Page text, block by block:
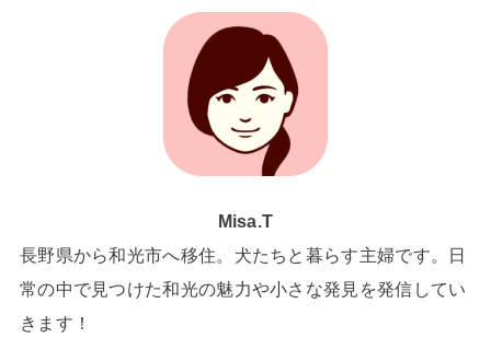
Misa.T
長野県から和光市へ移住。犬たちと暮らす主婦です。日
常の中で見つけた和光の魅力や小さな発見を発信してい
きます！